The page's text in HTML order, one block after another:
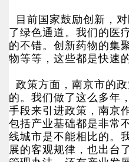
目前国家鼓励创新，
了绿色通道。我们的医
的不错。创新药物的集
物等等，这些都是快速
政策方面，南京市的
的。我们做了这么多年
手段来引进政策，南京
包括产业基础都是非常
线城市是不能相比的。
展的客观规律，也出台